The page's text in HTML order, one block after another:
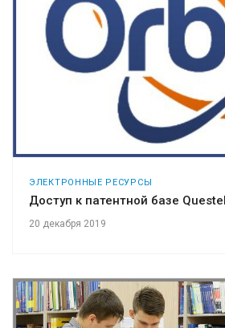
ЭЛЕКТРОННЫЕ РЕСУРСЫ
Доступ к патентной базе
20 декабря 2019